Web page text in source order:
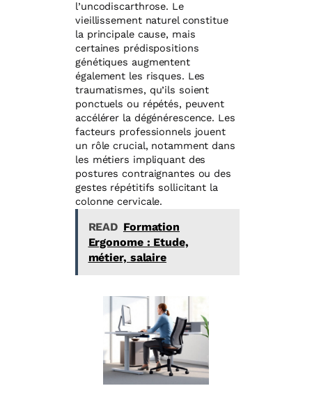
l’uncodiscarthrose. Le
vieillissement naturel constitue
la principale cause, mais
certaines prédispositions
génétiques augmentent
également les risques. Les
traumatismes, qu’ils soient
ponctuels ou répétés, peuvent
accélérer la dégénérescence. Les
facteurs professionnels jouent
un rôle crucial, notamment dans
les métiers impliquant des
postures contraignantes ou des
gestes répétitifs sollicitant la
colonne cervicale.
READ Formation
Ergonome : Etude,
métier, salaire